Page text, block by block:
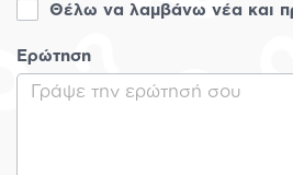
Θέλω να λαμβάνω νέα και
Ερώτηση